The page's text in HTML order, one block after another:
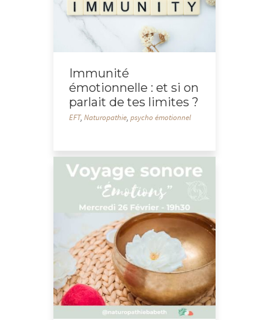
Immunité
émotionnelle : et si on
parlait de tes limites ?
EFT,Naturopathie,psycho émotionnel